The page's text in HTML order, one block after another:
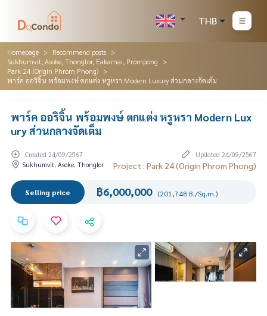
THB
Homepage
Recommend posts
Sukhumvit, Asoke, Thonglor, Eakamai, Prompong
Park 24 (Origin Phrom Phong)
พาร์ค ออริจิ้น พร้อมพงษ์ ตกแต่ง หรูหรา Modern Luxury ส่วนกลางจัดเต็ม
พาร์ค ออริจิ้น พร้อมพงษ์ ตกแต่ง หรูหรา Modern Lux
ury ส่วนกลางจัดเต็ม
Created 24/09/2567
Updated 24/09/2567
Sukhumvit, Asoke, Thonglor
Project : Park 24 (Origin Phrom Phong)
Selling price ฿6,000,000 (201,748 B./Sq.m.)